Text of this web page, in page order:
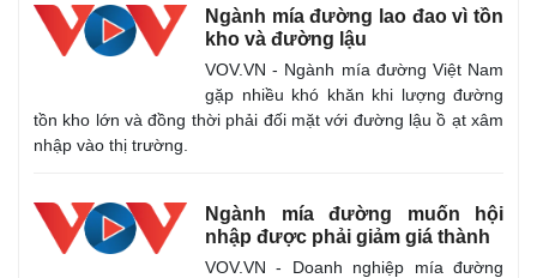
Ngành mía đường lao đao vì tồn
kho và đường lậu
VOV.VN - Ngành mía đường Việt Nam
gặp nhiều khó khăn khi lượng đường
tồn kho lớn và đồng thời phải đối mặt với đường lậu ồ ạt xâm
nhập vào thị trường.
Ngành mía đường muốn hội
nhập được phải giảm giá thành
VOV.VN - Doanh nghiệp mía đường